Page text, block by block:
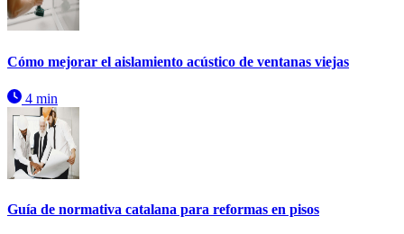
Cómo mejorar el aislamiento acústico de ventanas viejas
4 min
Guía de normativa catalana para reformas en pisos